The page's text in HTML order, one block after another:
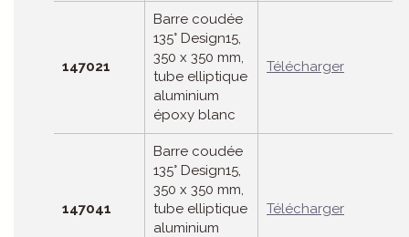
147021
Barre coudée
135° Design15,
350 x 350 mm,
tube elliptique
aluminium
époxy blanc
Télécharger
147041
Barre coudée
135° Design15,
350 x 350 mm,
tube elliptique
aluminium
Télécharger